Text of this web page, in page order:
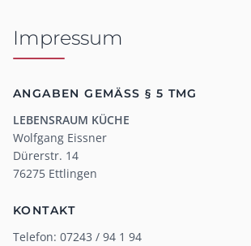
Impressum
ANGABEN GEMÄSS § 5 TMG
LEBENSRAUM KÜCHE
Wolfgang Eissner
Dürerstr. 14
76275 Ettlingen
KONTAKT
Telefon: 07243 / 94 1 94